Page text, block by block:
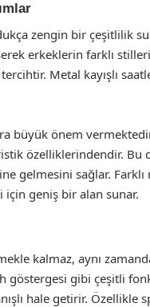
zengin bir çeşitlilik
erkeklerin farklı
Metal kayışlı
büyük önem
özelliklerindendir. Bu
gelmesini sağlar.
için geniş bir alan sunar.
kalmaz, aynı
gibi çeşitli
hale getirir. Özellikle